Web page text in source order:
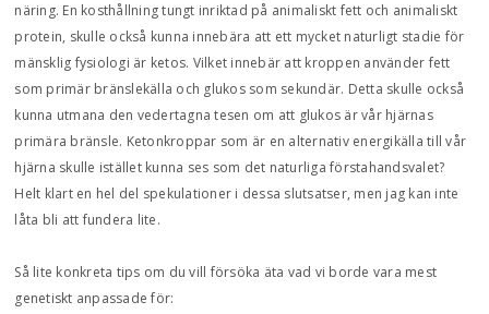
näring. En kosthållning tungt inriktad på animaliskt fett och animaliskt
protein, skulle också kunna innebära att ett mycket naturligt stadie för
mänsklig fysiologi är ketos. Vilket innebär att kroppen använder fett
som primär bränslekälla och glukos som sekundär. Detta skulle också
kunna utmana den vedertagna tesen om att glukos är vår hjärnas
primära bränsle. Ketonkroppar som är en alternativ energikälla till vår
hjärna skulle istället kunna ses som det naturliga förstahandsvalet?
Helt klart en hel del spekulationer i dessa slutsatser, men jag kan inte
låta bli att fundera lite.
Så lite konkreta tips om du vill försöka äta vad vi borde vara mest
genetiskt anpassade för: